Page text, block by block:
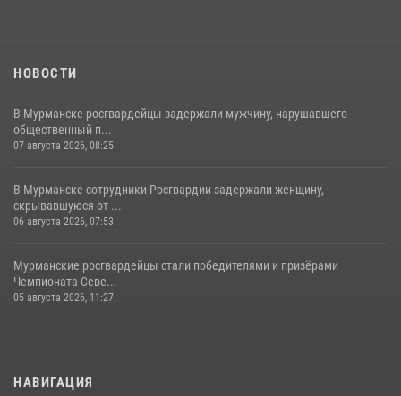
НОВОСТИ
В Мурманске росгвардейцы задержали мужчину, нарушавшего
общественный п...
07 августа 2026, 08:25
В Мурманске сотрудники Росгвардии задержали женщину,
скрывавшуюся от ...
06 августа 2026, 07:53
Мурманские росгвардейцы стали победителями и призёрами
Чемпионата Севе...
05 августа 2026, 11:27
НАВИГАЦИЯ